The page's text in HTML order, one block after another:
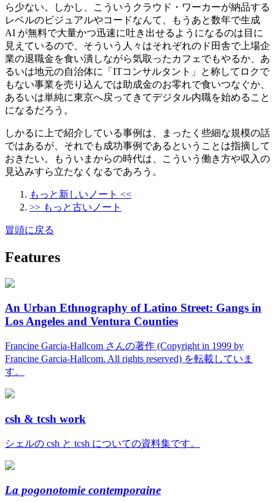
ら少ない。しかし、こういうクラウド・ワーカーが納品する
レベルのビジュアルやコードなんて、もうあと数年で生成
AI が無料で大量かつ迅速に吐き出せるようになるのは目に
見えているので、そういう人々はそれぞれのド田舎で上場企
業の退職金を食い潰しながら気取ったカフェでもやるか、あ
るいは地元の自治体に「ITコンサルタント」と称してロクで
もない事業を売り込んでは助成金のお零れで食いつなぐか、
あるいは単純に東京へ戻ってきてデジタル内職を始めること
になるだろう。
しかるに上で紹介している事例は、まったく些細な規模の話
ではあるが、それでも成功事例であるということは指摘して
おきたい。もういまからの時代は、こういう働き方や収入の
見込みすら立たなくなるであろう。
もっと新しいノート <<
>> もっと古いノート
冒頭に戻る
Features
An Urban Ethnography of Latino Street: Gangs in
Los Angeles and Ventura Counties
Francine Garcia-Hallcom さんの著作 (Copyright in 1999 by
Francine Garcia-Hallcom. All rights reserved) を転載していま
す。
csh & tcsh work
シェルの csh と tcsh についての資料集です。
La pogonotomie contemporaine